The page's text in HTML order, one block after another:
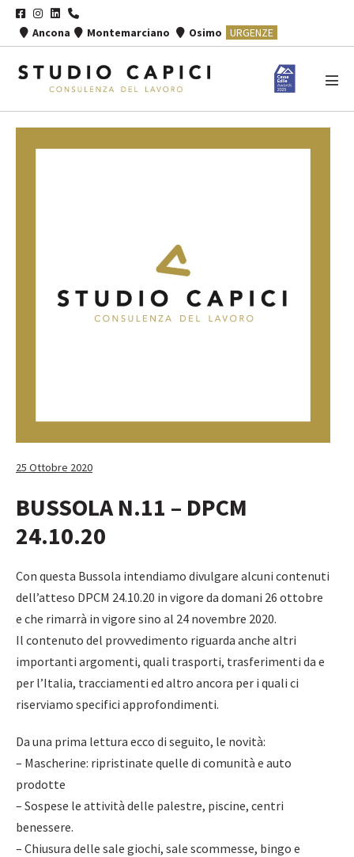
Salta
Ancona Montemarciano Osimo URGENZE
25 Ottobre 2020
BUSSOLA N.11 – DPCM
24.10.20
Con questa Bussola intendiamo divulgare alcuni contenuti
dell’atteso DPCM 24.10.20 in vigore da domani 26 ottobre
e che rimarrà in vigore sino al 24 novembre 2020.
Il contenuto del provvedimento riguarda anche altri
importanti argomenti, quali trasporti, trasferimenti da e
per l’Italia, tracciamenti ed altro ancora per i quali ci
riserviamo specifici approfondimenti.
Da una prima lettura ecco di seguito, le novità:
– Mascherine: ripristinate quelle di comunità e auto
prodotte
– Sospese le attività delle palestre, piscine, centri
benessere.
– Chiusura delle sale giochi, sale scommesse, bingo e